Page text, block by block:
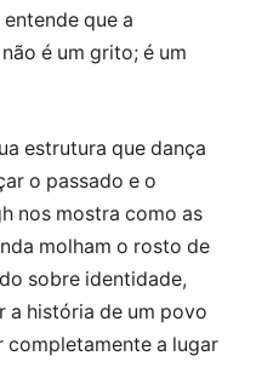
que a
é um grito; é um
estrutura que dança
o passado e o
nos mostra como as
molham o rosto de
sobre identidade,
a história de um povo
completamente a lugar